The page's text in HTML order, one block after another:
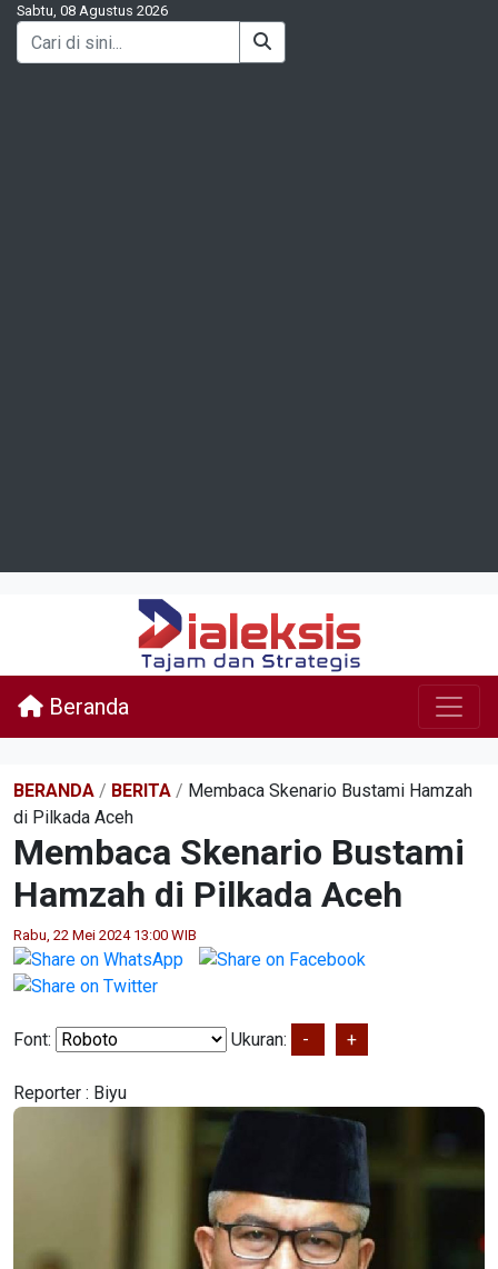
Sabtu, 08 Agustus 2026
Beranda
BERANDA / BERITA / Membaca Skenario Bustami Hamzah
di Pilkada Aceh
Membaca Skenario Bustami
Hamzah di Pilkada Aceh
Rabu, 22 Mei 2024 13:00 WIB
Font: Ukuran: - +
Reporter : Biyu